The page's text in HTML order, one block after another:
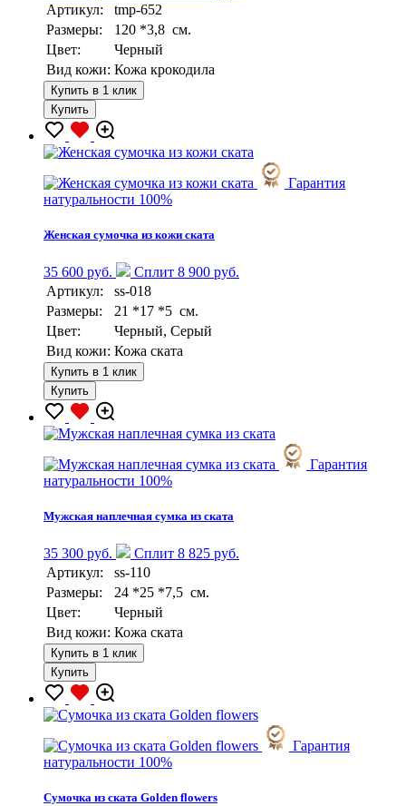
Артикул:
tmp-652
Размеры:
120 *3,8 см.
Цвет:
Черный
Вид кожи: Кожа крокодила
Купить в 1 клик
Купить
Гарантия
натуральности 100%
Женская сумочка из кожи ската
35 600 руб.
Сплит 8 900 руб.
Артикул:
ss-018
Размеры:
21 *17 *5 см.
Цвет:
Черный, Серый
Вид кожи: Кожа ската
Купить в 1 клик
Купить
Гарантия
натуральности 100%
Мужская наплечная сумка из ската
35 300 руб.
Сплит 8 825 руб.
Артикул:
ss-110
Размеры:
24 *25 *7,5 см.
Цвет:
Черный
Вид кожи: Кожа ската
Купить в 1 клик
Купить
Гарантия
натуральности 100%
Сумочка из ската Golden flowers